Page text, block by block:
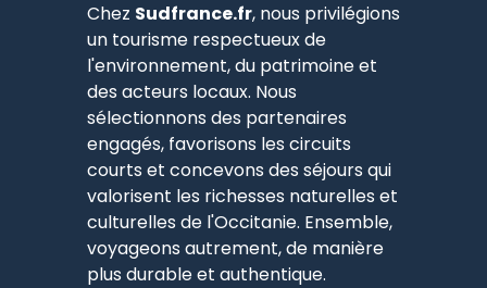
Chez Sudfrance.fr, nous privilégions
un tourisme respectueux de
l'environnement, du patrimoine et
des acteurs locaux. Nous
sélectionnons des partenaires
engagés, favorisons les circuits
courts et concevons des séjours qui
valorisent les richesses naturelles et
culturelles de l'Occitanie. Ensemble,
voyageons autrement, de manière
plus durable et authentique.